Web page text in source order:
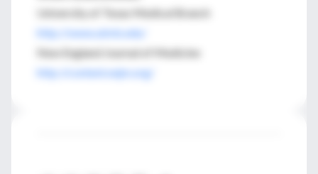
University of Texas Medical Branch
http://www.utmb.edu/
New England Journal of Medicine
http://content.nejm.org/